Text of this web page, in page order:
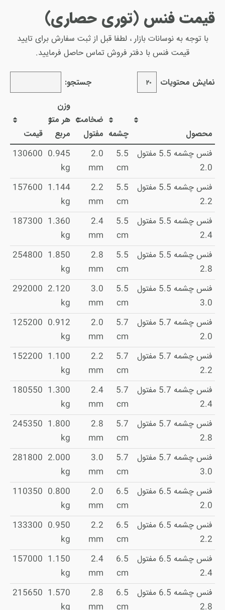
قیمت فنس (توری حصاری)
با توجه به نوسانات بازار ، لطفا قبل از ثبت سفارش برای تایید
قیمت فنس با دفتر فروش تماس حاصل فرمایید.
نمایش محتویات جستجو:
محصول چشمه
ضخامت
مفتول
وزن
هر متر
مربع
قیمت
فنس چشمه 5.5 مفتول
2.0
5.5
cm
2.0
mm
0.945
kg
130600
فنس چشمه 5.5 مفتول
2.2
5.5
cm
2.2
mm
1.144
kg
157600
فنس چشمه 5.5 مفتول
2.4
5.5
cm
2.4
mm
1.360
kg
187300
فنس چشمه 5.5 مفتول
2.8
5.5
cm
2.8
mm
1.850
kg
254800
فنس چشمه 5.5 مفتول
3.0
5.5
cm
3.0
mm
2.120
kg
292000
فنس چشمه 5.7 مفتول
2.0
5.7
cm
2.0
mm
0.912
kg
125200
فنس چشمه 5.7 مفتول
2.2
5.7
cm
2.2
mm
1.100
kg
152200
فنس چشمه 5.7 مفتول
2.4
5.7
cm
2.4
mm
1.300
kg
180550
فنس چشمه 5.7 مفتول
2.8
5.7
cm
2.8
mm
1.800
kg
245350
فنس چشمه 5.7 مفتول
3.0
5.7
cm
3.0
mm
2.000
kg
281800
فنس چشمه 6.5 مفتول
2.0
6.5
cm
2.0
mm
0.800
kg
110350
فنس چشمه 6.5 مفتول
2.2
6.5
cm
2.2
mm
0.950
kg
133300
فنس چشمه 6.5 مفتول
2.4
6.5
cm
2.4
mm
1.150
kg
157000
فنس چشمه 6.5 مفتول
2.8
6.5
cm
2.8
mm
1.570
kg
215650